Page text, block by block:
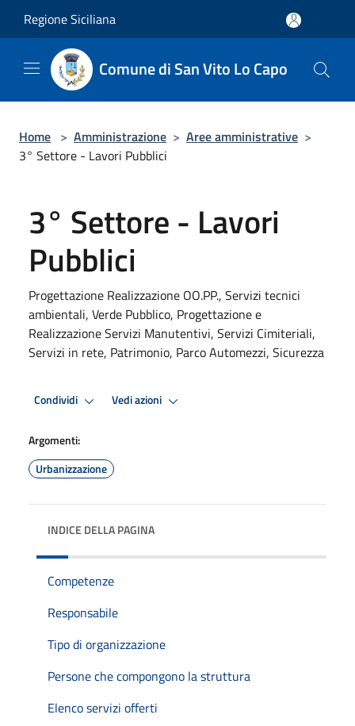
Regione Siciliana
Comune di San Vito Lo Capo
Home > Amministrazione > Aree amministrative >
3° Settore - Lavori Pubblici
3° Settore - Lavori
Pubblici
Progettazione Realizzazione OO.PP., Servizi tecnici
ambientali, Verde Pubblico, Progettazione e
Realizzazione Servizi Manutentivi, Servizi Cimiteriali,
Servizi in rete, Patrimonio, Parco Automezzi, Sicurezza
Condividi Vedi azioni
Argomenti:
Urbanizzazione
INDICE DELLA PAGINA
Competenze
Responsabile
Tipo di organizzazione
Persone che compongono la struttura
Elenco servizi offerti